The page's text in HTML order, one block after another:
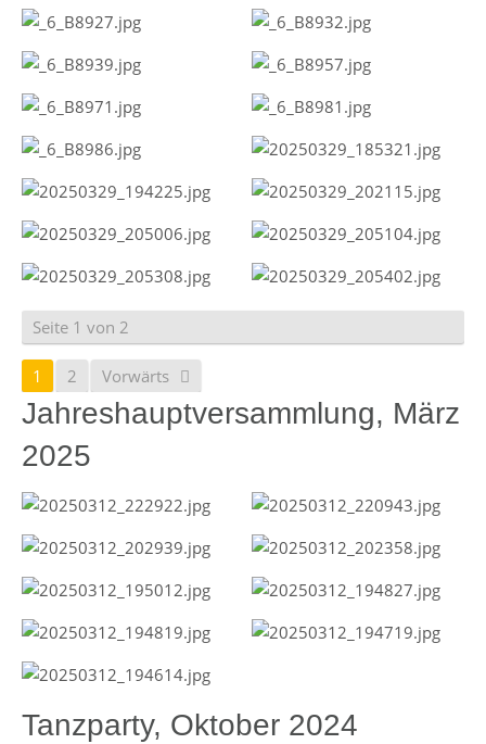
Seite 1 von 2
1 2 Vorwärts
Jahreshauptversammlung, März
2025
Tanzparty, Oktober 2024